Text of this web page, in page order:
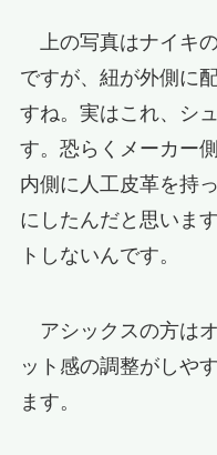
上の写真はナイキ
ですが、紐が外側に
すね。実はこれ、シ
す。恐らくメーカー
内側に人工皮革を持
にしたんだと思いま
トしないんです。
アシックスの方は
ット感の調整がしや
ます。